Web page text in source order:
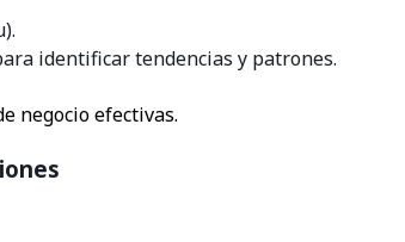
identificar tendencias y patrones.
negocio efectivas.